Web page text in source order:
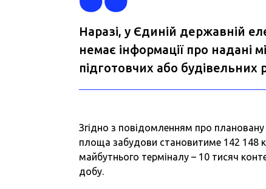
Наразі, у Єдиній державній
немає інформації про надані
підготовчих або будівельних
Згідно з повідомленням про
площа забудови становитиме 142 148
майбутнього терміналу – 10 тисяч
добу.